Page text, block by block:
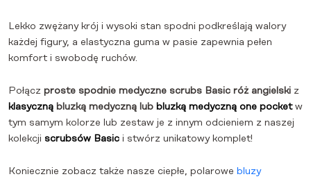
Lekko zwężany krój i wysoki stan spodni podkreślają walory
każdej figury, a elastyczna guma w pasie zapewnia pełen
komfort i swobodę ruchów.
Połącz proste spodnie medyczne scrubs Basic róż angielski z
klasyczną bluzką medyczną lub bluzką medyczną one pocketw
tym samym kolorze lub zestaw je z innym odcieniem z naszej
kolekcji scrubsów Basic i stwórz unikatowy komplet!
Koniecznie zobacz także nasze ciepłe, polarowe bluzy